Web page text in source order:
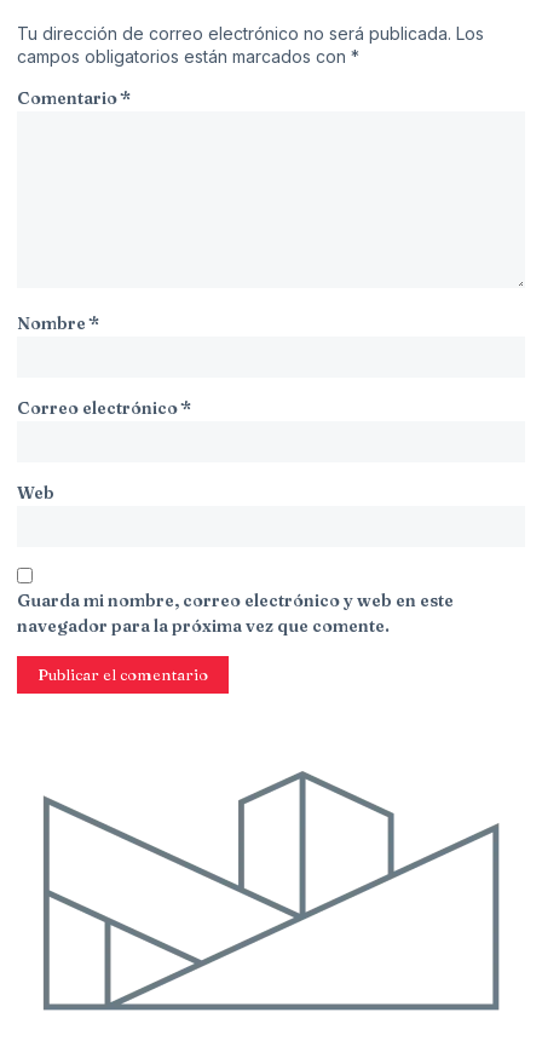
Tu dirección de correo electrónico no será publicada. Los
campos obligatorios están marcados con *
Comentario*
Nombre*
Correo electrónico*
Web
Guarda mi nombre, correo electrónico y web en este
navegador para la próxima vez que comente.